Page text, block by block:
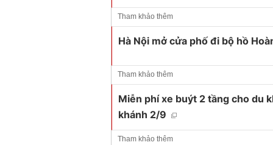
Tham khảo thêm
Hà Nội mở cửa phố đi bộ hồ
Tham khảo thêm
Miễn phí xe buýt 2 tầng cho du
khánh 2/9
Tham khảo thêm